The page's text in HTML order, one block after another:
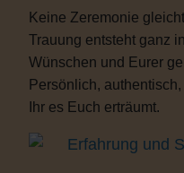
Keine Zeremonie
Trauung entsteht ganz
Wünschen und Eurer
Persönlich,
Ihr es Euch erträumt.
Erfahrung und